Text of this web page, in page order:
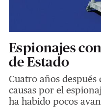
Espionajes
de Estado
Cuatro años
causas por el
ha habido pocos